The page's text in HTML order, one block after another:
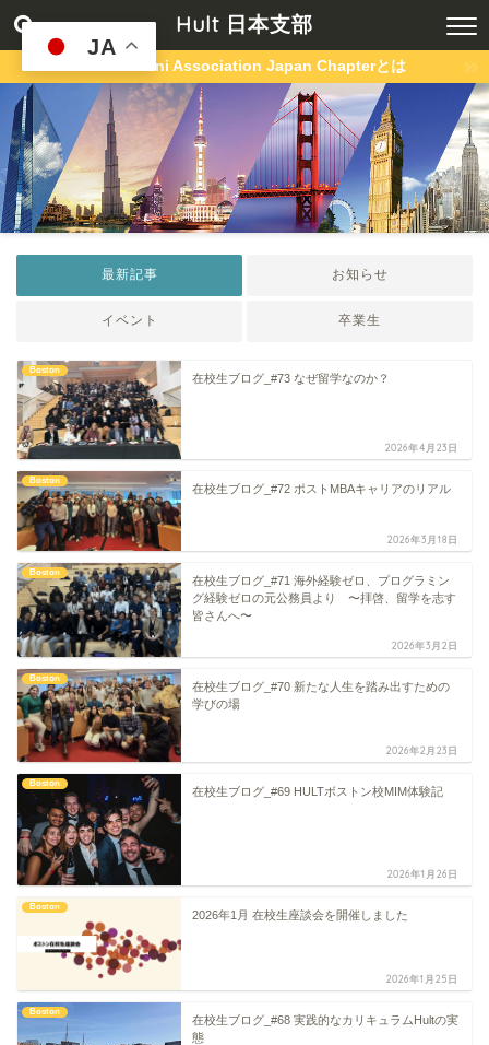
Hult 日本支部
Hult Alumni Association Japan Chapterとは
最新記事 お知らせ
イベント 卒業生
Boston
在校生ブログ_#73 なぜ留学なのか？
2026年4月23日
Boston
在校生ブログ_#72 ポストMBAキャリアのリアル
2026年3月18日
Boston
在校生ブログ_#71 海外経験ゼロ、プログラミン
グ経験ゼロの元公務員より 〜拝啓、留学を志す
皆さんへ〜
2026年3月2日
Boston
在校生ブログ_#70 新たな人生を踏み出すための
学びの場
2026年2月23日
Boston
在校生ブログ_#69 HULTボストン校MIM体験記
2026年1月26日
Boston
2026年1月 在校生座談会を開催しました
2026年1月25日
Boston
在校生ブログ_#68 実践的なカリキュラムHultの実
態
JA